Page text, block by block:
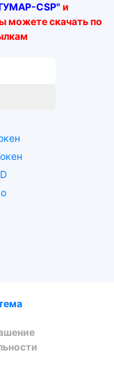
CSP" и
можете скачать по